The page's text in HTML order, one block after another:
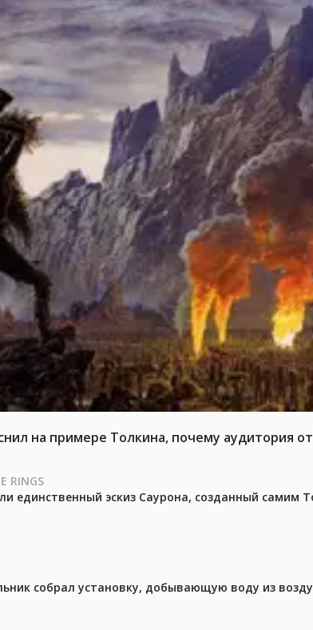
на примере Толкина, почему аудитория
RINGS
единственный эскиз Саурона, созданный самим
собрал установку, добывающую воду из